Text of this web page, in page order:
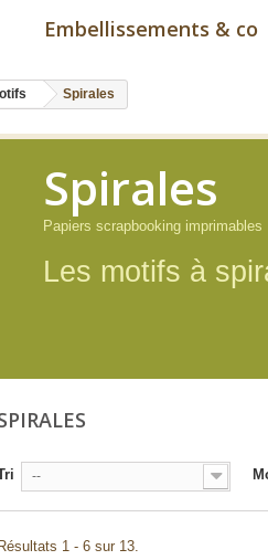
Embellissements & co
Spirales
Spirales
Papiers scrapbooking imprimables
Les motifs à
--
Résultats 1 - 6 sur 13.